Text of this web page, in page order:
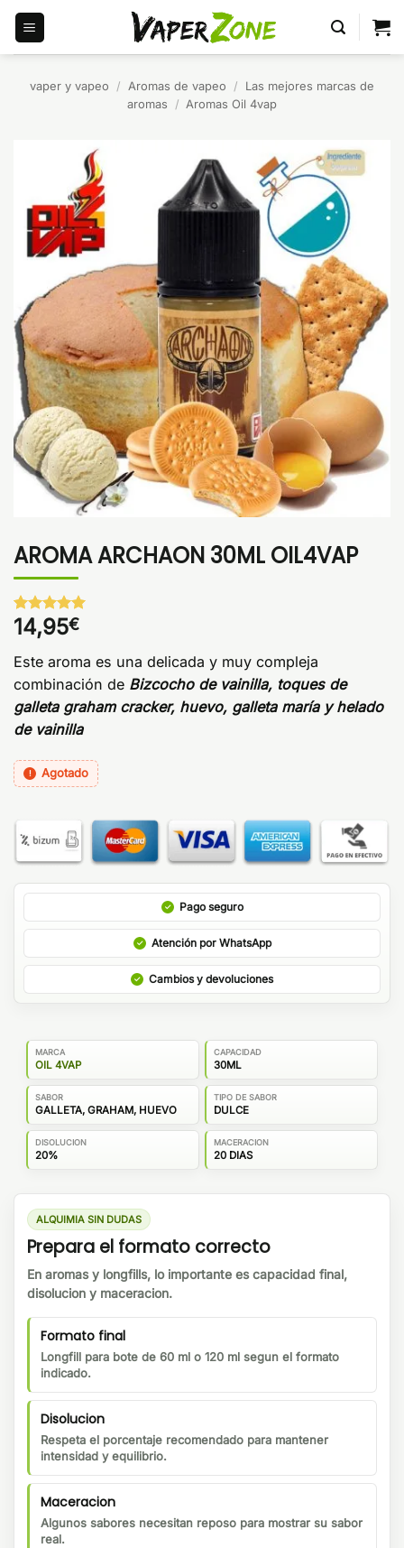
Saltar
contenido
vaper y vapeo / Aromas de vapeo /
Las mejores marcas de
aromas
/ Aromas Oil 4vap
AROMA ARCHAON 30ML OIL4VAP
Valorado
con 5de 5
1
valoración
de un
14,95€
Este aroma es una delicada y muy compleja
combinación de Bizcocho de vainilla, toques de
galleta graham cracker, huevo, galleta maría y helado
de vainilla
Agotado
Pago seguro
Atención por WhatsApp
Cambios y devoluciones
MARCA
OIL 4VAP
CAPACIDAD
30ML
SABOR
GALLETA, GRAHAM, HUEVO
TIPO DE SABOR
DULCE
DISOLUCION
20%
MACERACION
20 DIAS
ALQUIMIA SIN DUDAS
Prepara el formato correcto
En aromas y longfills, lo importante es capacidad final,
disolucion y maceracion.
Formato final
Longfill para bote de 60 ml o 120 ml segun el formato
indicado.
Disolucion
Respeta el porcentaje recomendado para mantener
intensidad y equilibrio.
Maceracion
Algunos sabores necesitan reposo para mostrar su sabor
real.